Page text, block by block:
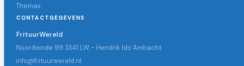
Themas
CONTACTGEGEVENS
FrituurWereld
Noordeinde 99 3341 LW - Hendrik Ido Ambacht
info@frituurwereld.nl